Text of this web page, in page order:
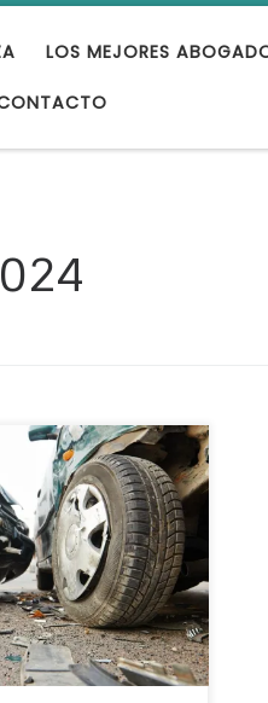
LOS MEJORES
y quieres saber si
en concepto
accidente de
te acercamos todos
al respecto.
de tráfico: